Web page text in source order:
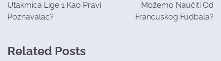
Utakmica Lige 1 Kao Pravi
Poznavalac?
Možemo Naučiti Od
Francuskog Fudbala?
Related Posts